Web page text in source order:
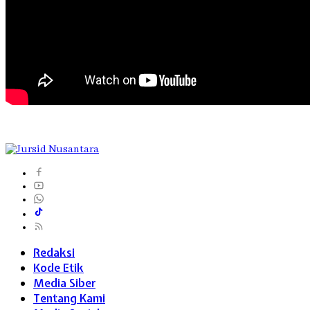
Redaksi
Kode Etik
Media Siber
Tentang Kami